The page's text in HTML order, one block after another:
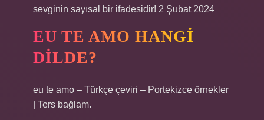
sevginin sayısal bir ifadesidir! 2 Şubat 2024
EU TE AMO HANGI
DILDE?
eu te amo – Türkçe çeviri – Portekizce örnekler
| Ters bağlam.